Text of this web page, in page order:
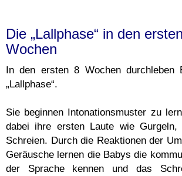
Die „Lallphase“ in den
Wochen
In den ersten 8 Wochen durchleben
„Lallphase“.
Sie beginnen Intonationsmuster zu
dabei ihre ersten Laute wie Gurgeln,
Schreien. Durch die Reaktionen der
Geräusche lernen die Babys die
der Sprache kennen und das